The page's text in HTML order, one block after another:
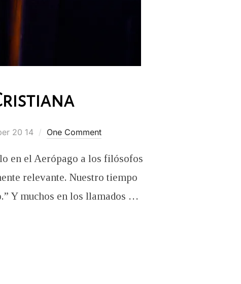
20 14 One Comment
en el Aerópago a los filósofos
relevante. Nuestro tiempo
Y muchos en los llamados …